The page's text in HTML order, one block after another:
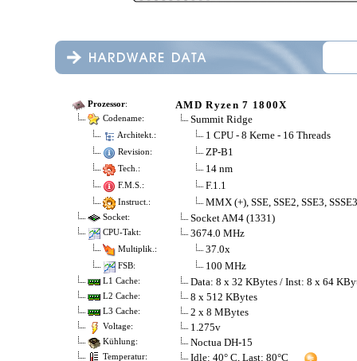
Prozessor: AMD Ryzen 7 1800X
Codename: Summit Ridge
Architekt.: 1 CPU - 8 Kerne - 16 Threads
Revision: ZP-B1
Tech.: 14 nm
F.M.S.: F.1.1
Instruct.: MMX (+), SSE, SSE2, SSE3,
Socket: Socket AM4 (1331)
CPU-Takt: 3674.0 MHz
Multiplik.: 37.0x
FSB: 100 MHz
L1 Cache: Data: 8 x 32 KBytes / Inst: 8 x 64
L2 Cache: 8 x 512 KBytes
L3 Cache: 2 x 8 MBytes
Voltage: 1.275v
Kühlung: Noctua DH-15
Temperatur: Idle: 40° C, Last: 80°C